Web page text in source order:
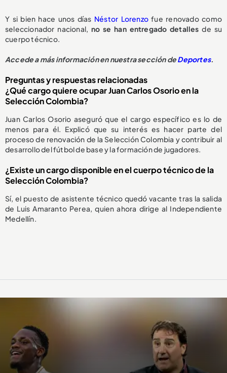
Y si bien hace unos días Néstor Lorenzofue renovado como
seleccionador nacional, no se han entregado detalles de su
cuerpo técnico.
Accede a más información en nuestra sección deDeportes.
Preguntas y respuestas relacionadas
¿Qué cargo quiere ocupar Juan Carlos Osorio en la
Selección Colombia?
Juan Carlos Osorio aseguró que el cargo específico es lo de
menos para él. Explicó que su interés es hacer parte del
proceso de renovación de la Selección Colombia y contribuir al
desarrollo del fútbol de base y la formación de jugadores.
¿Existe un cargo disponible en el cuerpo técnico de la
Selección Colombia?
Sí, el puesto de asistente técnico quedó vacante tras la salida
de Luis Amaranto Perea, quien ahora dirige al Independiente
Medellín.